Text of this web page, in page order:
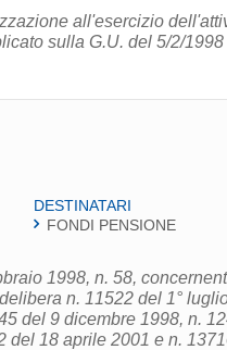
all'esercizio
sulla G.U. del 5/2/1998
DESTINATARI
FONDI PENSIONE
1998, n. 58,
n. 11522 del 1°
del 9 dicembre 1998, n.
del 18 aprile 2001 e n.